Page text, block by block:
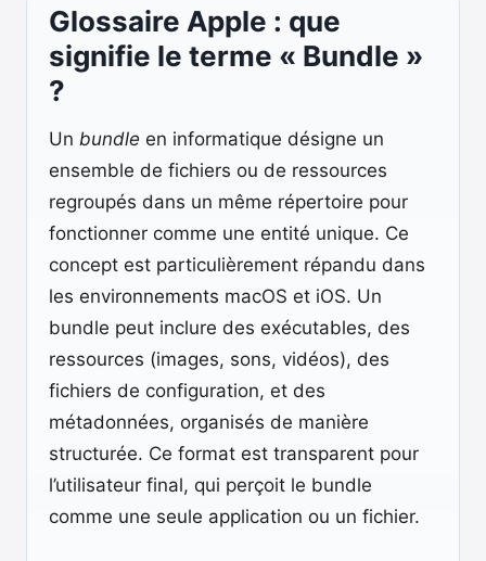
Glossaire Apple : que
signifie le terme « Bundle »
?
Un bundle en informatique désigne un
ensemble de fichiers ou de ressources
regroupés dans un même répertoire pour
fonctionner comme une entité unique. Ce
concept est particulièrement répandu dans
les environnements macOS et iOS. Un
bundle peut inclure des exécutables, des
ressources (images, sons, vidéos), des
fichiers de configuration, et des
métadonnées, organisés de manière
structurée. Ce format est transparent pour
l’utilisateur final, qui perçoit le bundle
comme une seule application ou un fichier.